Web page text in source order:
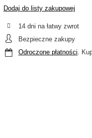
Dodaj do listy zakupowej
14 dni na łatwy zwrot
Bezpieczne zakupy
Odroczone płatności.